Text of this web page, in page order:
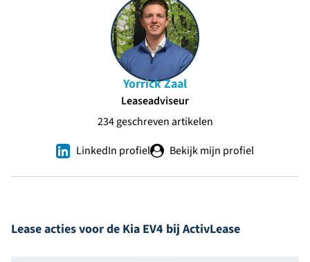
Yorrick Zaal
Leaseadviseur
234 geschreven artikelen
LinkedIn profiel
Bekijk mijn profiel
Lease acties voor de Kia EV4 bij ActivLease